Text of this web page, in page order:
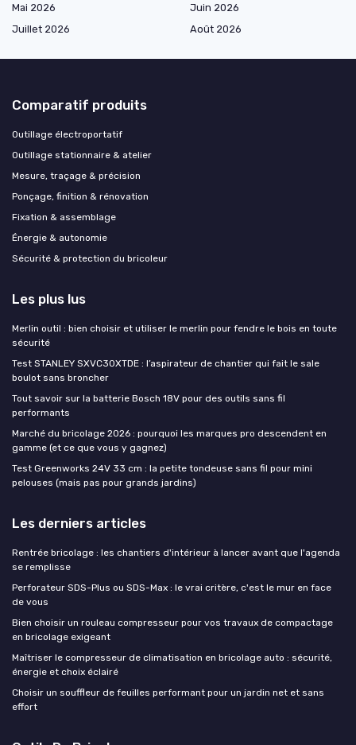
Mai 2026
Juin 2026
Juillet 2026
Août 2026
Comparatif produits
Outillage électroportatif
Outillage stationnaire & atelier
Mesure, traçage & précision
Ponçage, finition & rénovation
Fixation & assemblage
Énergie & autonomie
Sécurité & protection du bricoleur
Les plus lus
Merlin outil : bien choisir et utiliser le merlin pour fendre le bois en toute
sécurité
Test STANLEY SXVC30XTDE : l’aspirateur de chantier qui fait le sale
boulot sans broncher
Tout savoir sur la batterie Bosch 18V pour des outils sans fil
performants
Marché du bricolage 2026 : pourquoi les marques pro descendent en
gamme (et ce que vous y gagnez)
Test Greenworks 24V 33 cm : la petite tondeuse sans fil pour mini
pelouses (mais pas pour grands jardins)
Les derniers articles
Rentrée bricolage : les chantiers d'intérieur à lancer avant que l'agenda
se remplisse
Perforateur SDS-Plus ou SDS-Max : le vrai critère, c'est le mur en face
de vous
Bien choisir un rouleau compresseur pour vos travaux de compactage
en bricolage exigeant
Maîtriser le compresseur de climatisation en bricolage auto : sécurité,
énergie et choix éclairé
Choisir un souffleur de feuilles performant pour un jardin net et sans
effort